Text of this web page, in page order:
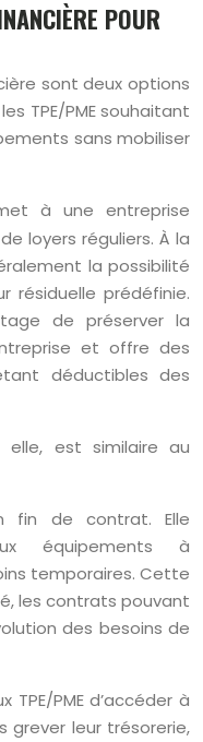
POUR
sont deux options
TPE/PME souhaitant
sans mobiliser
à une entreprise
loyers réguliers. À la
la possibilité
résiduelle prédéfinie.
de préserver la
et offre des
déductibles des
est similaire au
fin de contrat. Elle
équipements à
temporaires. Cette
les contrats pouvant
des besoins de
PME d’accéder à
grever leur trésorerie,